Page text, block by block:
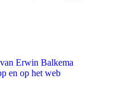
Erwin Balkema
en op het web